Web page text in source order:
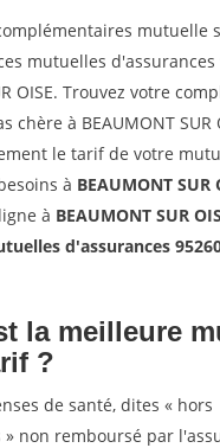
mutuelle
mutuelles d'assurances
OISE. Trouvez votre
chère à BEAUMONT SUR
le tarif de votre
à BEAUMONT SUR
à BEAUMONT SUR
d'assurances
la meilleure
?
de santé, dites « hors
non remboursé par